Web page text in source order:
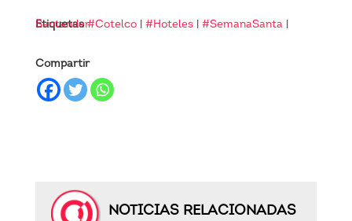
Etiquetas#Cotelco| #Hoteles| #SemanaSanta|
Santander
Compartir
NOTICIAS RELACIONADAS